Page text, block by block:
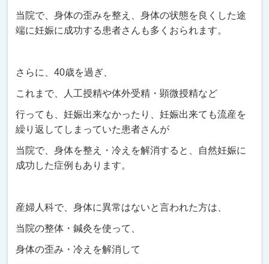
当院で、身体の歪みを整え、身体の状態を良くした途
端に妊娠に成功する患者さんも多くおられます。
さらに、40歳を過ぎ、
これまで、人工授精や体外受精・顕微授精など
行っても、妊娠出来なかったり、妊娠出来ても流産を
繰り返してしまっていた患者さんが
当院で、身体を整え・冷えを解消すると、自然妊娠に
成功した症例もあります。
産婦人科で、身体に異常はないと言われた方は、
当院の整体・鍼灸を使って、
身体の歪み・冷えを解消して